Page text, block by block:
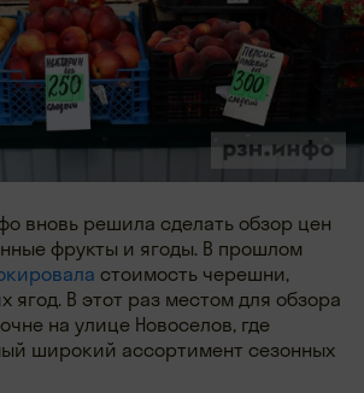
вновь решила сделать обзор цен
фрукты и ягоды. В прошлом
стоимость черешни,
ягод. В этот раз местом для обзора
на улице Новоселов, где
широкий ассортимент сезонных